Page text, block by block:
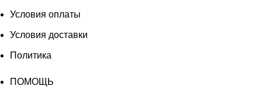
Условия оплаты
Условия доставки
Политика
ПОМОЩЬ